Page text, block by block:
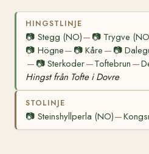
HINGSTLINJE
📷 Stegg (NO)— 📷 Trygve
📷 Högne— 📷Kåre — 📷
— 📷Sterkoder—Toftebrun —
Hingst från Tofte i Dovre
STOLINJE
📷 Steinshyllperla (NO)—